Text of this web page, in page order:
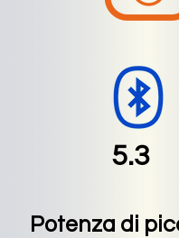
5.3
Potenza di